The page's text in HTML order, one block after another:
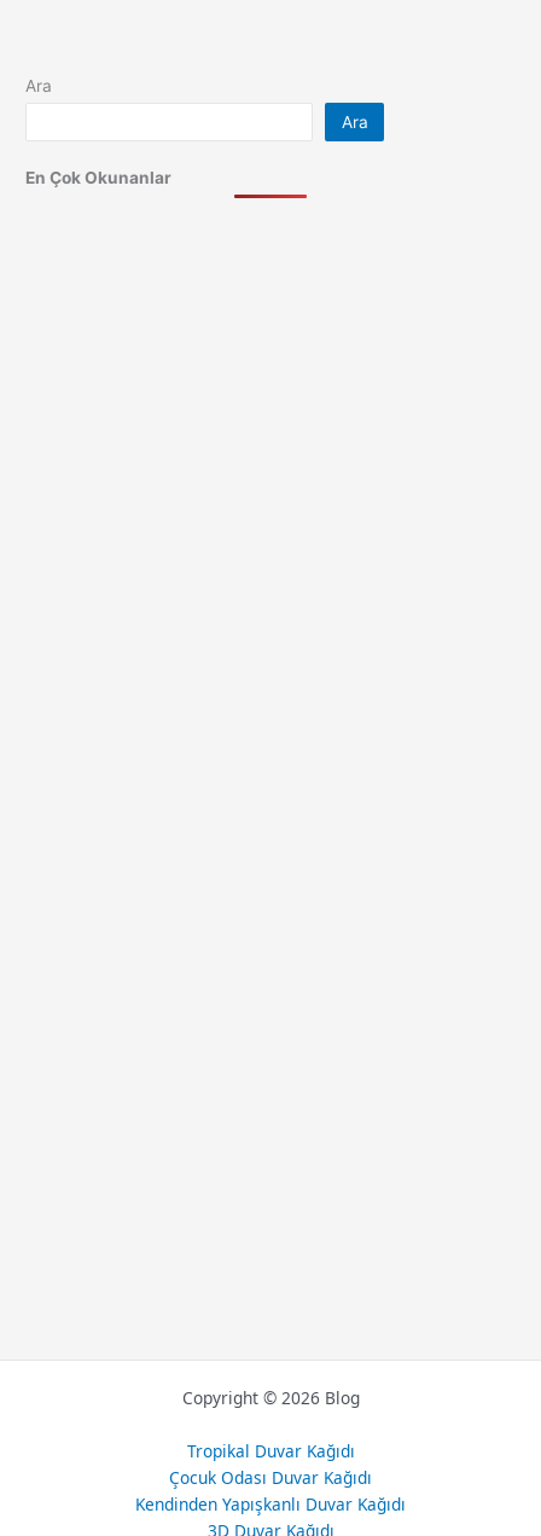
Ara
Ara
En Çok Okunanlar
Copyright © 2026 Blog
Tropikal Duvar Kağıdı
Çocuk Odası Duvar Kağıdı
Kendinden Yapışkanlı Duvar Kağıdı
3D Duvar Kağıdı